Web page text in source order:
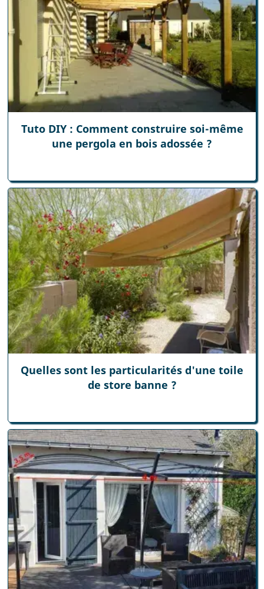
Tuto DIY : Comment construire soi-même
une pergola en bois adossée ?
Quelles sont les particularités d'une toile
de store banne ?